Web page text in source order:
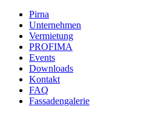
Pirna
Unternehmen
Vermietung
PROFIMA
Events
Downloads
Kontakt
FAQ
Fassadengalerie